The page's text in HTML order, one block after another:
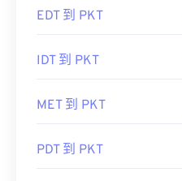
EDT 到 PKT
IDT 到 PKT
MET 到 PKT
PDT 到 PKT